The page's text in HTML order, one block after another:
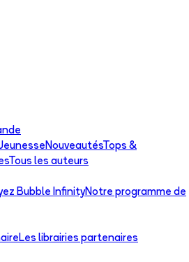
NouveautésTops &
Tous les auteurs
Bubble InfinityNotre programme de
Les librairies partenaires